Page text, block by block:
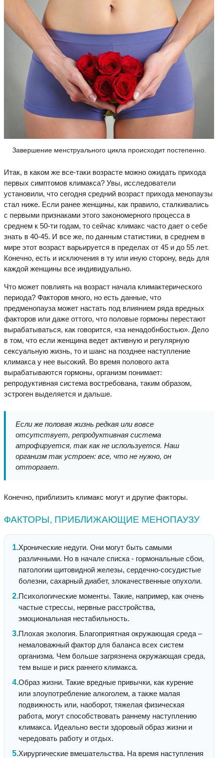
Завершение менструального цикла происходит постепенно.
Итак, в каком же все-таки возрасте можно ожидать прихода
первых симптомов климакса? Увы, исследователи
установили, что сегодня средний возраст прихода менопаузы
стал ниже. Если ранее женщины, как правило, сталкивались
с первыми признаками этого закономерного процесса в
среднем к 50-ти годам, то сейчас климакс часто дает о себе
знать в 40-45. И все же, по данным статистики, в среднем в
мире этот возраст варьируется в пределах от 45 и до 55 лет.
Конечно, есть и исключения в ту или иную сторону, ведь для
каждой женщины все индивидуально.
Что может повлиять на возраст начала климактерического
периода? Факторов много, но есть данные, что
предменопауза может настать под влиянием ряда вредных
факторов или даже оттого, что половые гормоны перестают
вырабатываться, как говорится, «за ненадобн6остью». Дело
в том, что если женщина ведет активную и регулярную
сексуальную жизнь, то и шанс на позднее наступление
климакса у нее высокий. Во время полового акта
вырабатываются гормоны, организм понимает:
репродуктивная система востребована, таким образом,
эстроген выделяется и дальше.
Если же половая жизнь редкая или вовсе
отсутствует, репродуктивная система
атрофируется, так как не используется. Наш
организм так устроен: все, что не нужно, он
отторгает.
Конечно, приблизить климакс могут и другие факторы.
ФАКТОРЫ, ПРИБЛИЖАЮЩИЕ МЕНОПАУЗУ
Хронические недуги. Они могут быть самыми
различными. Но в начале списка - гормональные сбои,
патологии щитовидной железы, сердечно-сосудистые
болезни, сахарный диабет, злокачественные опухоли.
Психологические моменты. Такие, например, как очень
частые стрессы, нервные расстройства,
эмоциональная нестабильность.
Плохая экология. Благоприятная окружающая среда –
немаловажный фактор для баланса всех систем
организма. Чем больше загрязнена окружающая среда,
тем выше и риск раннего климакса.
Образ жизни. Такие вредные привычки, как курение
или злоупотребление алкоголем, а также малая
подвижность или, наоборот, тяжелая физическая
работа, могут способствовать раннему наступлению
климакса. Идеально вести здоровый образ жизни и
чередовать работу и отдых.
Хирургические вмешательства. На время наступления